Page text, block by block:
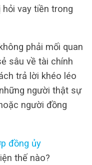
hỏi vay tiền trong
phải mối quan
sâu về tài chính
trả lời khéo léo
người thật sự
người đồng
đồng ủy
thế nào?